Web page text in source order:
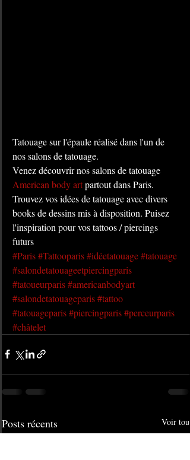
Tatouage sur l'épaule réalisé dans l'un de
nos salons de tatouage.
Venez découvrir nos salons de tatouage
American body art partout dans Paris.
Trouvez vos idées de tatouage avec divers
books de dessins mis à disposition. Puisez
l'inspiration pour vos tattoos / piercings
futurs
#Paris#Tattooparis#idéetatouage#tatouage
#salondetatouageetpiercingparis
#tatoueurparis#americanbodyart
#salondetatouageparis#tattoo
#tatouageparis#piercingparis#perceurparis
#châtelet
Posts récents Voir tout